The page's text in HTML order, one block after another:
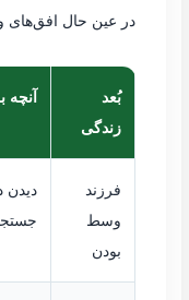
در عین حال افق‌های
بُعد
زندگی
آنچه
فرزند
وسط
بودن